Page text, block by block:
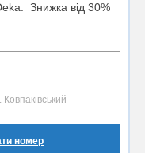
Знижка від 30%
номер